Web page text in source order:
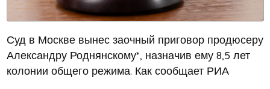
Суд в Москве вынес заочный приговор продюсеру
Александру Роднянскому*, назначив ему 8,5 лет
колонии общего режима. Как сообщает РИА